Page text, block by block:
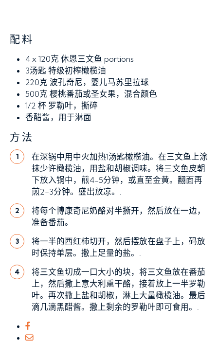
配料
4 x 120克 休恩三文鱼 portions
3汤匙 特级初榨橄榄油
220克 波孔奇尼，婴儿马苏里拉球
500克 樱桃番茄或圣女果，混合颜色
1/2 杯 罗勒叶，撕碎
香醋酱，用于淋面
方法
1
在深锅中用中火加热1汤匙橄榄油。在三文鱼上涂
抹少许橄榄油，用盐和胡椒调味。将三文鱼皮朝
下放入锅中，煎4-5分钟，或直至金黄。翻面再
煎2-3分钟。盛出放凉。.
2
将每个博康奇尼奶酪对半撕开，然后放在一边，
准备番茄。
3
将一半的西红柿切开，然后摆放在盘子上，码放
时保持单层。撒上足量的盐。.
4
将三文鱼切成一口大小的块，将三文鱼放在番茄
上，然后撒上意大利熏干酪，接着放上一半罗勒
叶。再次撒上盐和胡椒，淋上大量橄榄油。最后
滴几滴黑醋酱。撒上剩余的罗勒叶即可食用。.